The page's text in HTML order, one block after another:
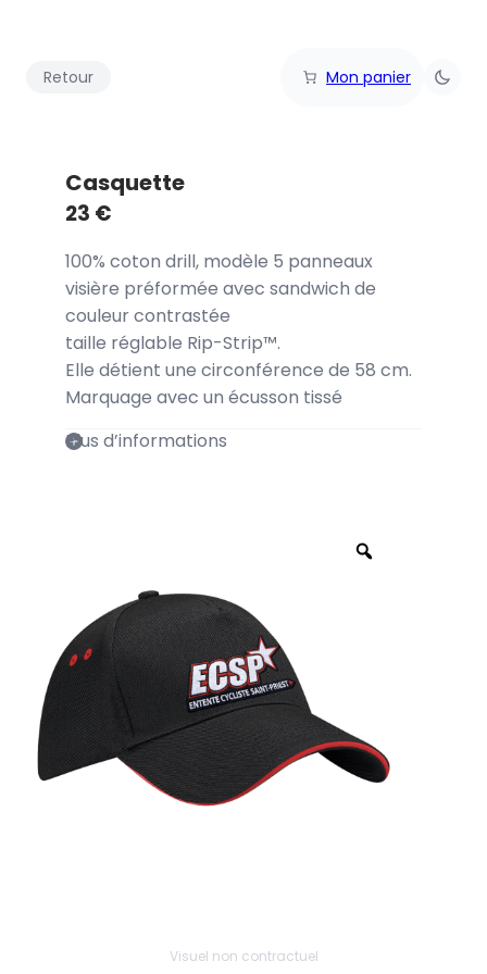
Retour Mon panier
Casquette
23 €
100% coton drill, modèle 5 panneaux
visière préformée avec sandwich de
couleur contrastée
taille réglable Rip-Strip™.
Elle détient une circonférence de 58 cm.
Marquage avec un écusson tissé
Plus d’informations
Visuel non contractuel